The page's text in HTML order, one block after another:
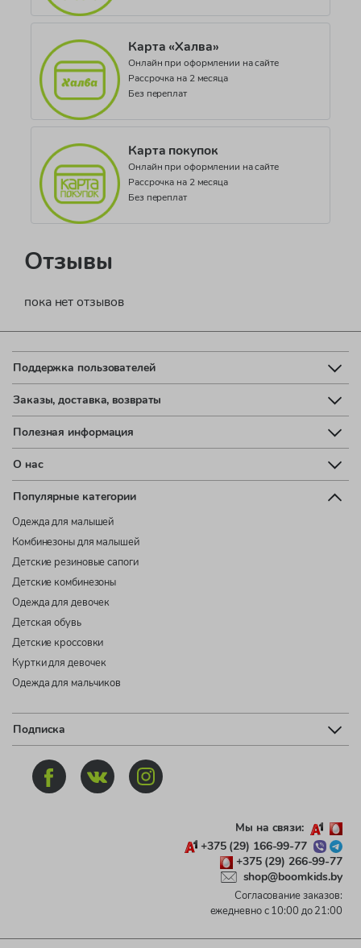
Карта «Халва»
Онлайн при оформлении на сайте
Рассрочка на 2 месяца
Без переплат
Карта покупок
Онлайн при оформлении на сайте
Рассрочка на 2 месяца
Без переплат
Отзывы
пока нет отзывов
Поддержка пользователей
Заказы, доставка, возвраты
Полезная информация
О нас
Популярные категории
Одежда для малышей
Комбинезоны для малышей
Детские резиновые сапоги
Детские комбинезоны
Одежда для девочек
Детская обувь
Детские кроссовки
Куртки для девочек
Одежда для мальчиков
Подписка
Мы на связи:
+375 (29) 166-99-77
+375 (29) 266-99-77
shop@boomkids.by
Согласование заказов:
ежедневно с 10:00 до 21:00